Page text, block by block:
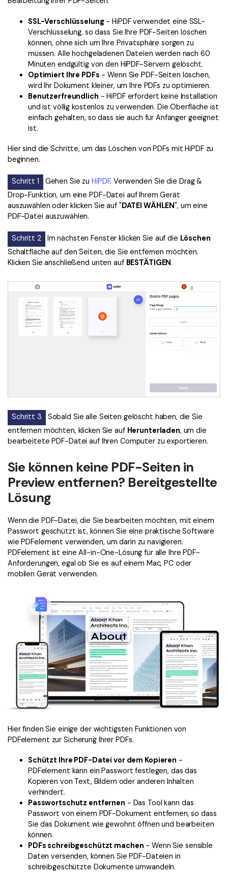
SSL-Verschlüsselung- HiPDF verwendet eine SSL-
Verschlüsselung, so dass Sie Ihre PDF-Seiten löschen
können, ohne sich um Ihre Privatsphäre sorgen zu
müssen. Alle hochgeladenen Dateien werden nach 60
Minuten endgültig von den HiPDF-Servern gelöscht.
Optimiert Ihre PDFs - Wenn Sie PDF-Seiten löschen,
wird Ihr Dokument kleiner, um Ihre PDFs zu optimieren.
Benutzerfreundlich - HiPDF erfordert keine Installation
und ist völlig kostenlos zu verwenden. Die Oberfläche ist
einfach gehalten, so dass sie auch für Anfänger geeignet
ist.
Hier sind die Schritte, um das Löschen von PDFs mit HiPDF zu
beginnen.
Schritt 1 Gehen Sie zuHiPDF. Verwenden Sie die Drag &
Drop-Funktion, um eine PDF-Datei auf Ihrem Gerät
auszuwählen oder klicken Sie auf "DATEI WÄHLEN", um eine
PDF-Datei auszuwählen.
Schritt 2 Im nächsten Fenster klicken Sie auf die Löschen
Schaltfläche auf den Seiten, die Sie entfernen möchten.
Klicken Sie anschließend unten auf BESTÄTIGEN.
Schritt 3
Sobald Sie alle Seiten gelöscht haben, die Sie
entfernen möchten, klicken Sie auf Herunterladen, um die
bearbeitete PDF-Datei auf Ihren Computer zu exportieren.
Sie können keine PDF-Seiten in
Preview entfernen? Bereitgestellte
Lösung
Wenn die PDF-Datei, die Sie bearbeiten möchten, mit einem
Passwort geschützt ist, können Sie eine praktische Software
wie PDFelement verwenden, um darin zu navigieren.
PDFelement ist eine All-in-One-Lösung für alle Ihre PDF-
Anforderungen, egal ob Sie es auf einem Mac, PC oder
mobilen Gerät verwenden.
Hier finden Sie einige der wichtigsten Funktionen von
PDFelement zur Sicherung Ihrer PDFs.
Schützt Ihre PDF-Datei vor dem Kopieren -
PDFelement kann ein Passwort festlegen, das das
Kopieren von Text, Bildern oder anderen Inhalten
verhindert.
Passwortschutz entfernen - Das Tool kann das
Passwort von einem PDF-Dokument entfernen, so dass
Sie das Dokument wie gewohnt öffnen und bearbeiten
können.
PDFs schreibgeschützt machen - Wenn Sie sensible
Daten versenden, können Sie PDF-Dateien in
schreibgeschützte Dokumente umwandeln.